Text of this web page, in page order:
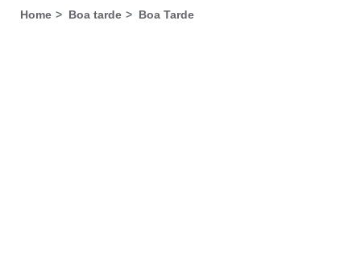
Home Boa tarde Boa Tarde